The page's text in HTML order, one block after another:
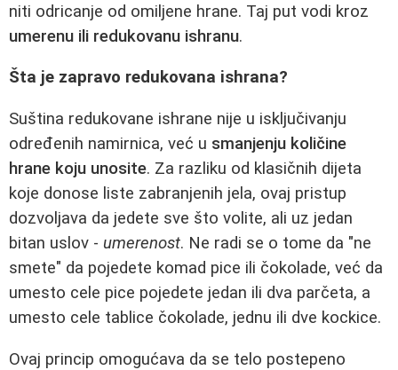
niti odricanje od omiljene hrane. Taj put vodi kroz
umerenu ili redukovanu ishranu.
Šta je zapravo redukovana ishrana?
Suština redukovane ishrane nije u isključivanju
određenih namirnica, već u smanjenju količine
hrane koju unosite. Za razliku od klasičnih dijeta
koje donose liste zabranjenih jela, ovaj pristup
dozvoljava da jedete sve što volite, ali uz jedan
bitan uslov - umerenost. Ne radi se o tome da "ne
smete" da pojedete komad pice ili čokolade, već da
umesto cele pice pojedete jedan ili dva parčeta, a
umesto cele tablice čokolade, jednu ili dve kockice.
Ovaj princip omogućava da se telo postepeno